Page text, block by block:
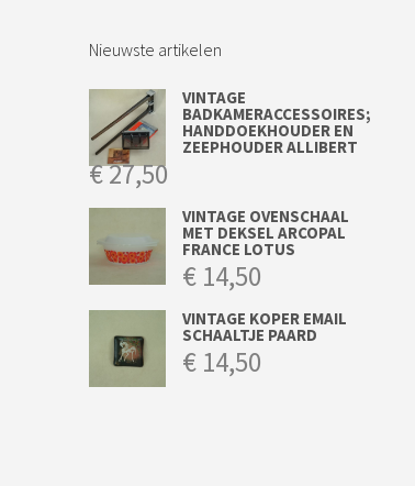
Nieuwste artikelen
VINTAGE
BADKAMERACCESSOIRES;
HANDDOEKHOUDER EN
ZEEPHOUDER ALLIBERT
€27,50
VINTAGE OVENSCHAAL
MET DEKSEL ARCOPAL
FRANCE LOTUS
€ 14,50
VINTAGE KOPER EMAIL
SCHAALTJE PAARD
€ 14,50